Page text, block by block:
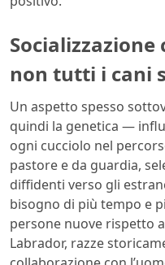
Socializzazione
non tutti i cani
Un aspetto spesso
quindi la genetica —
ogni cucciolo nel
pastore e da guardia,
diffidenti verso gli
bisogno di più tempo e
persone nuove rispetto
Labrador, razze